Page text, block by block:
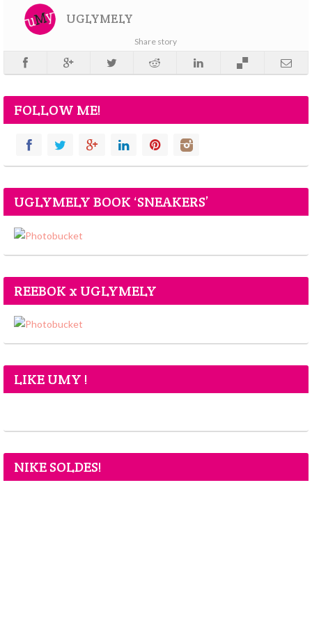
UGLYMELY
Share story
FOLLOW ME!
UGLYMELY BOOK ‘SNEAKERS’
REEBOK x UGLYMELY
LIKE UMY !
NIKE SOLDES!